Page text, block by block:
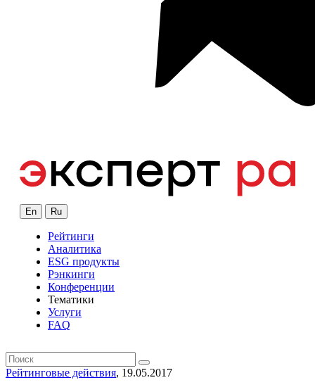
En Ru
Рейтинги
Аналитика
ESG продукты
Рэнкинги
Конференции
Тематики
Услуги
FAQ
Рейтинговые действия, 19.05.2017